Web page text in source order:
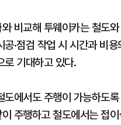
비교해 투웨이카는 철도
·점검 작업 시 시간과 비
로 기대하고 있다.
에서도 주행이 가능하도
주행하고 철도에서는 접